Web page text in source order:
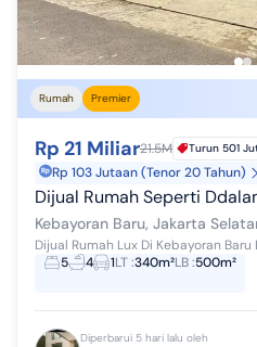
Rumah Premier
Rp 21 Miliar21.5M Turun 501
Rp 103 Jutaan (Tenor 20 Tahun)
Dijual Rumah Seperti Ddalam Komplek(Gated)
Kebayoran Baru, Jakarta
5
4 1LT:340m²LB:500m²
Diperbarui 5 hari lalu oleh